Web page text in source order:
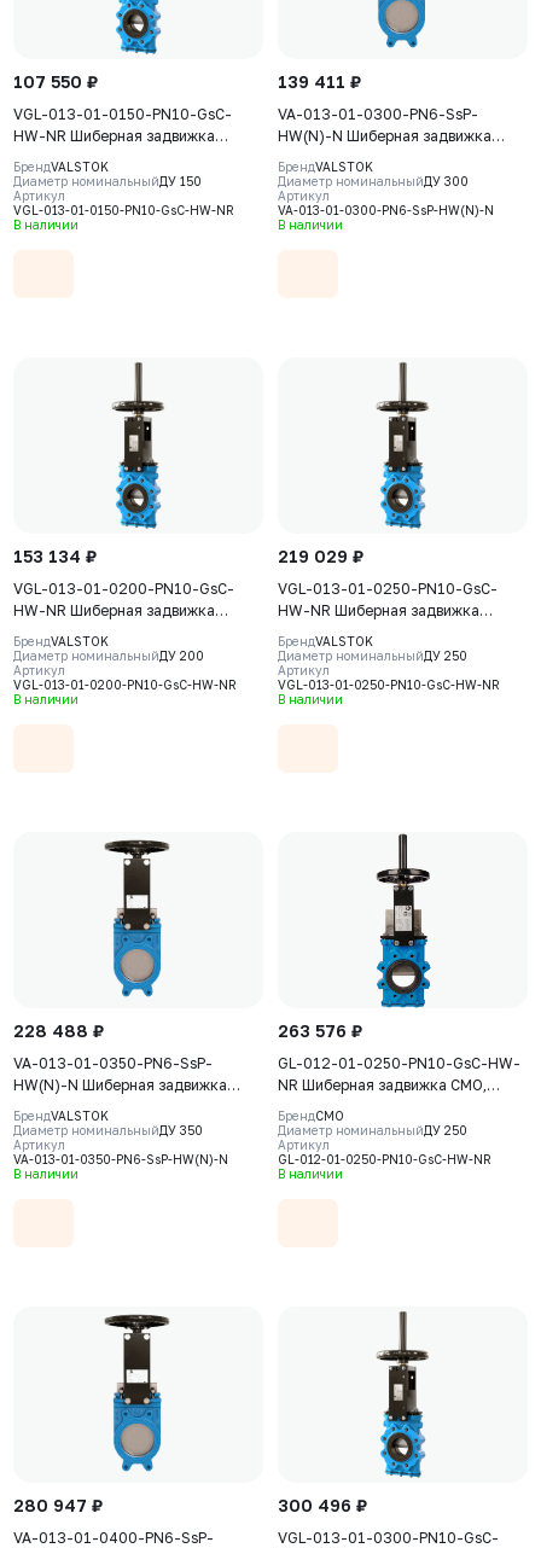
107 550 ₽
VGL-013-01-0150-PN10-GsC-
HW-NR Шиберная задвижка
Valstok, серия VGL, DN 0150, PN10,
штурвал, выдвижной шток, корпус
GJS-400-15 (GGG40) нож AISI304,
уплотнение Natural Rubber
БрендVALSTOK
Диаметр номинальныйДУ 150
Артикул
VGL-013-01-0150-PN10-GsC-HW-NR
В наличии
139 411 ₽
VA-013-01-0300-PN6-SsP-
HW(N)-N Шиберная задвижка
Valstok, серия VA, DN0300, PN6,
штурвал, невыдвижной шток,
корпус GJS-400-15 (GGG40), нож
AISI304, седловое уплотнение
БрендVALSTOK
Диаметр номинальныйДУ 300
Артикул
VA-013-01-0300-PN6-SsP-HW(N)-N
В наличии
153 134 ₽
VGL-013-01-0200-PN10-GsC-
HW-NR Шиберная задвижка
Valstok, серия VGL, DN 0200,
PN10, штурвал, выдвижной шток,
корпус GJS-400-15 (GGG40) нож
AISI304, уплотнение Natural
БрендVALSTOK
Диаметр номинальныйДУ 200
Артикул
VGL-013-01-0200-PN10-GsC-HW-NR
В наличии
219 029 ₽
VGL-013-01-0250-PN10-GsC-
HW-NR Шиберная задвижка
Valstok, серия VGL, DN 0250,
PN10, штурвал, выдвижной шток,
корпус GJS-400-15 (GGG40) нож
AISI304, уплотнение Natural
БрендVALSTOK
Диаметр номинальныйДУ 250
Артикул
VGL-013-01-0250-PN10-GsC-HW-NR
В наличии
228 488 ₽
VA-013-01-0350-PN6-SsP-
HW(N)-N Шиберная задвижка
Valstok, серия VA, DN0350, PN6,
штурвал, невыдвижной шток,
корпус GJS-400-15 (GGG40), нож
AISI304, седловое уплотнение
БрендVALSTOK
Диаметр номинальныйДУ 350
Артикул
VA-013-01-0350-PN6-SsP-HW(N)-N
В наличии
263 576 ₽
GL-012-01-0250-PN10-GsC-HW-
NR Шиберная задвижка CMO,
серия GL, DN0250, PN10, штурвал,
выдвижной шток, корпус GJS-
500-7 (GGG50), нож AISI304,
седловое уплотнение Natural
БрендCMO
Диаметр номинальныйДУ 250
Артикул
GL-012-01-0250-PN10-GsC-HW-NR
В наличии
280 947 ₽
VA-013-01-0400-PN6-SsP-
300 496 ₽
VGL-013-01-0300-PN10-GsC-